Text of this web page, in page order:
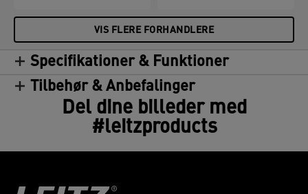
VIS FLERE FORHANDLERE
Specifikationer & Funktioner
Tilbehør & Anbefalinger
Del dine billeder med
#leitzproducts